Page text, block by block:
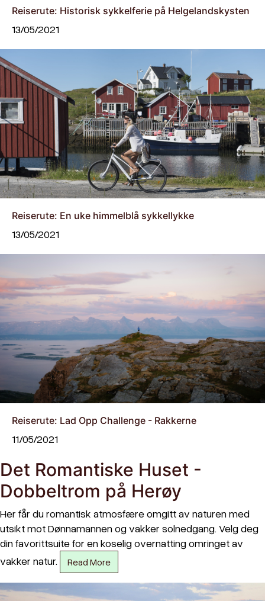
Reiserute: Historisk sykkelferie på Helgelandskysten
13/05/2021
Reiserute: En uke himmelblå sykkellykke
13/05/2021
Reiserute: Lad Opp Challenge - Rakkerne
11/05/2021
Det Romantiske Huset -
Dobbeltrom på Herøy
Her får du romantisk atmosfære omgitt av naturen med
utsikt mot Dønnamannen og vakker solnedgang. Velg deg
din favorittsuite for en koselig overnatting omringet av
vakker natur.
Read More